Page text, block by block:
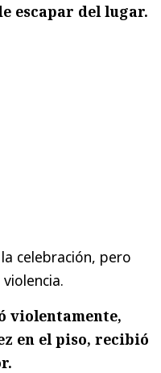
escapar del lugar.
celebración, pero
violentamente,
en el piso, recibió